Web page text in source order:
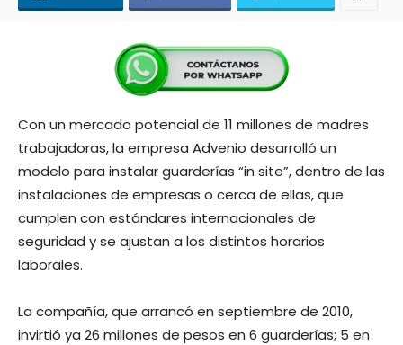
Con un mercado potencial de 11 millones de madres
trabajadoras, la empresa Advenio desarrolló un
modelo para instalar guarderías “in site”, dentro de las
instalaciones de empresas o cerca de ellas, que
cumplen con estándares internacionales de
seguridad y se ajustan a los distintos horarios
laborales.
La compañía, que arrancó en septiembre de 2010,
invirtió ya 26 millones de pesos en 6 guarderías; 5 en